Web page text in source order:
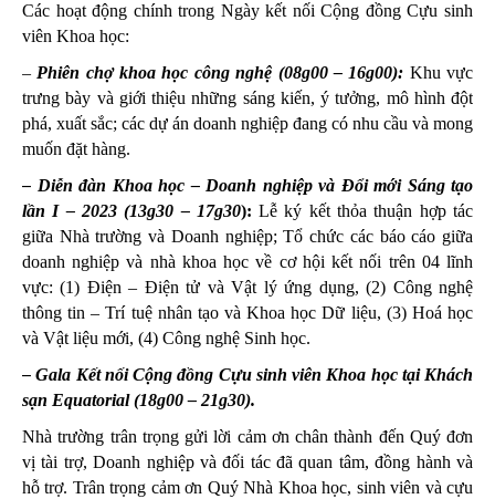
Các hoạt động chính trong Ngày kết nối Cộng đồng Cựu sinh
viên Khoa học:
– Phiên chợ khoa học công nghệ (08g00 – 16g00): Khu vực
trưng bày và giới thiệu những sáng kiến, ý tưởng, mô hình đột
phá, xuất sắc; các dự án doanh nghiệp đang có nhu cầu và mong
muốn đặt hàng.
– Diễn đàn Khoa học – Doanh nghiệp và Đổi mới Sáng tạo
lần I – 2023 (13g30 – 17g30): Lễ ký kết thỏa thuận hợp tác
giữa Nhà trường và Doanh nghiệp; Tổ chức các báo cáo giữa
doanh nghiệp và nhà khoa học về cơ hội kết nối trên 04 lĩnh
vực: (1) Điện – Điện tử và Vật lý ứng dụng, (2) Công nghệ
thông tin – Trí tuệ nhân tạo và Khoa học Dữ liệu, (3) Hoá học
và Vật liệu mới, (4) Công nghệ Sinh học.
– Gala Kết nối Cộng đồng Cựu sinh viên Khoa học tại Khách
sạn Equatorial (18g00 – 21g30).
Nhà trường trân trọng gửi lời cảm ơn chân thành đến Quý đơn
vị tài trợ, Doanh nghiệp và đối tác đã quan tâm, đồng hành và
hỗ trợ. Trân trọng cảm ơn Quý Nhà Khoa học, sinh viên và cựu